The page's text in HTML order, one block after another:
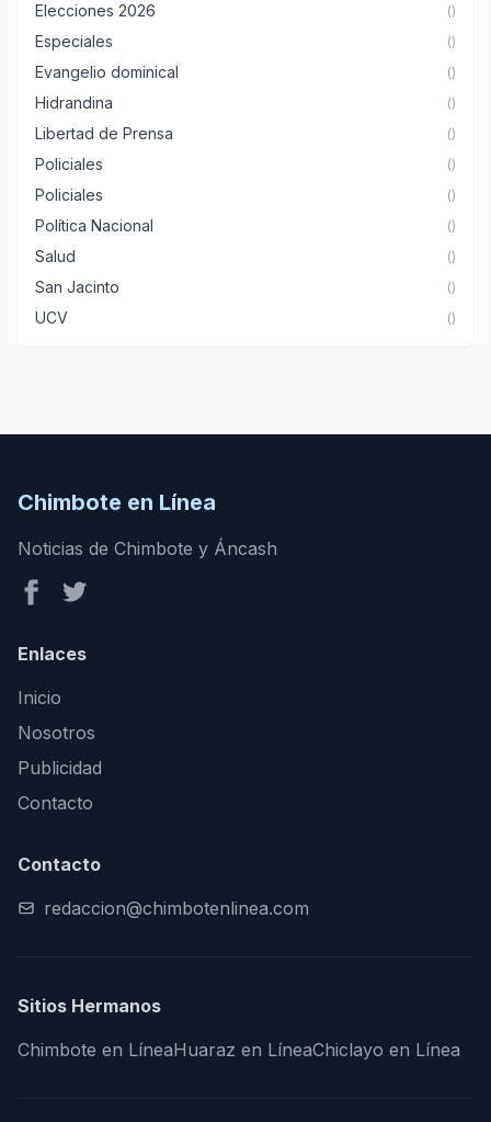
Elecciones 2026 ()
Especiales ()
Evangelio dominical ()
Hidrandina ()
Libertad de Prensa ()
Policiales ()
Policiales ()
Política Nacional ()
Salud ()
San Jacinto ()
UCV ()
Chimbote en Línea
Noticias de Chimbote y Áncash
Enlaces
Inicio
Nosotros
Publicidad
Contacto
Contacto
redaccion@chimbotenlinea.com
Sitios Hermanos
Chimbote en LíneaHuaraz en LíneaChiclayo en Línea